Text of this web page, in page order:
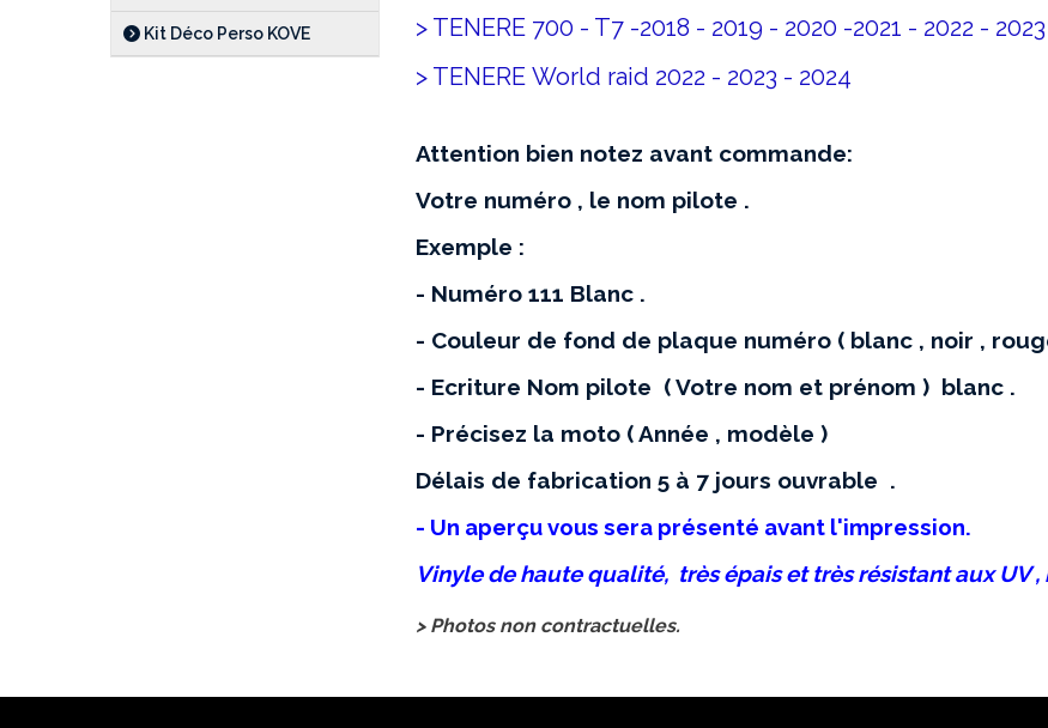
Kit Déco Perso KOVE
> TENERE 700 - T7 -2018 - 2019 - 2020 -2021 - 2022 -
> TENERE World raid 2022 - 2023 - 2024
Attention bien notez avant commande:
Votre numéro , le nom pilote .
Exemple :
- Numéro 111 Blanc .
- Couleur de fond de plaque numéro ( blanc , noir ,
- Ecriture Nom pilote ( Votre nom et prénom ) blanc .
- Précisez la moto ( Année , modèle )
Délais de fabrication 5 à 7 jours ouvrable .
- Un aperçu vous sera présenté avant l'impression.
Vinyle de haute qualité, très épais et très résistant aux UV ,
> Photos non contractuelles.